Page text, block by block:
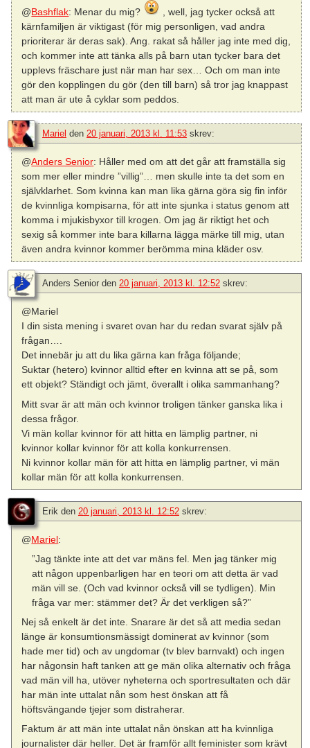
@Bashflak: Menar du mig?
, well, jag tycker också att
kärnfamiljen är viktigast (för mig personligen, vad andra
prioriterar är deras sak). Ang. rakat så håller jag inte med dig,
och kommer inte att tänka alls på barn utan tycker bara det
upplevs fräschare just när man har sex… Och om man inte
gör den kopplingen du gör (den till barn) så tror jag knappast
att man är ute å cyklar som peddos.
Mariel den 20 januari, 2013 kl. 11:53 skrev:
@Anders Senior: Håller med om att det går att framställa sig
som mer eller mindre ”villig”… men skulle inte ta det som en
självklarhet. Som kvinna kan man lika gärna göra sig fin inför
de kvinnliga kompisarna, för att inte sjunka i status genom att
komma i mjukisbyxor till krogen. Om jag är riktigt het och
sexig så kommer inte bara killarna lägga märke till mig, utan
även andra kvinnor kommer berömma mina kläder osv.
Anders Senior den 20 januari, 2013 kl. 12:52 skrev:
@Mariel
I din sista mening i svaret ovan har du redan svarat själv på
frågan….
Det innebär ju att du lika gärna kan fråga följande;
Suktar (hetero) kvinnor alltid efter en kvinna att se på, som
ett objekt? Ständigt och jämt, överallt i olika sammanhang?
Mitt svar är att män och kvinnor troligen tänker ganska lika i
dessa frågor.
Vi män kollar kvinnor för att hitta en lämplig partner, ni
kvinnor kollar kvinnor för att kolla konkurrensen.
Ni kvinnor kollar män för att hitta en lämplig partner, vi män
kollar män för att kolla konkurrensen.
Erik den 20 januari, 2013 kl. 12:52 skrev:
@Mariel:
”Jag tänkte inte att det var mäns fel. Men jag tänker mig
att någon uppenbarligen har en teori om att detta är vad
män vill se. (Och vad kvinnor också vill se tydligen). Min
fråga var mer: stämmer det? Är det verkligen så?”
Nej så enkelt är det inte. Snarare är det så att media sedan
länge är konsumtionsmässigt dominerat av kvinnor (som
hade mer tid) och av ungdomar (tv blev barnvakt) och ingen
har någonsin haft tanken att ge män olika alternativ och fråga
vad män vill ha, utöver nyheterna och sportresultaten och där
har män inte uttalat nån som hest önskan att få
höftsvängande tjejer som distraherar.
Faktum är att män inte uttalat nån önskan att ha kvinnliga
journalister där heller. Det är framför allt feminister som krävt